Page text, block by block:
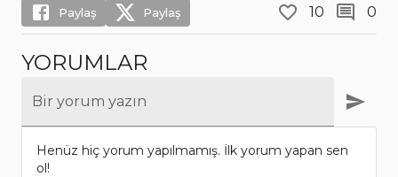
Paylaş Paylaş 10 0
YORUMLAR
Bir yorum yazın
Henüz hiç yorum yapılmamış. İlk yorum yapan sen
ol!